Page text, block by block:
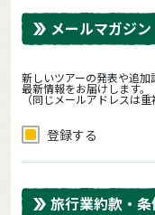
メールマガジン
新しいツアーの発表や追
最新情報をお届けします。
（同じメールアドレスは重
登録する
旅行業約款・